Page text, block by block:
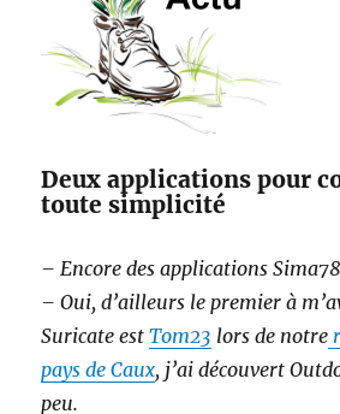
Deux applications pour
toute simplicité
– Encore des applications
– Oui, d’ailleurs le premier à
Suricate estTom23 lors de notre
pays de Caux, j’ai découvert
peu.